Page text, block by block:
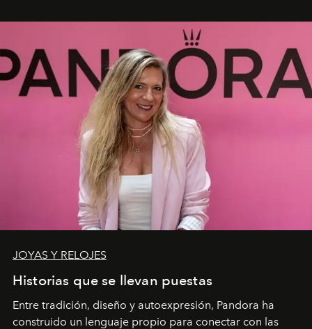
JOYAS Y RELOJES
Historias que se llevan puestas
Entre tradición, diseño y autoexpresión, Pandora ha
construido un lenguaje propio para conectar con las